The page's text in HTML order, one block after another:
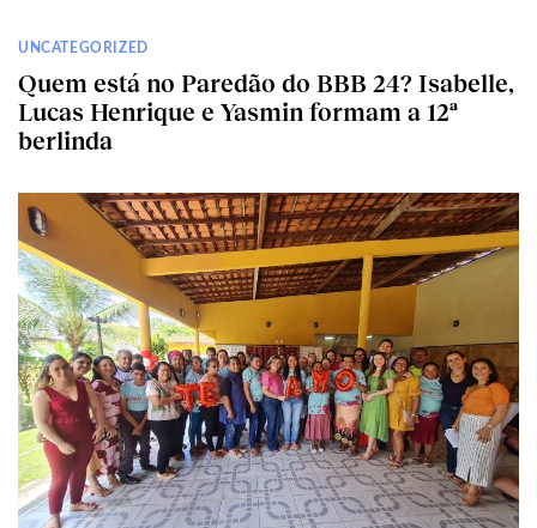
UNCATEGORIZED
Quem está no Paredão do BBB 24? Isabelle,
Lucas Henrique e Yasmin formam a 12ª
berlinda